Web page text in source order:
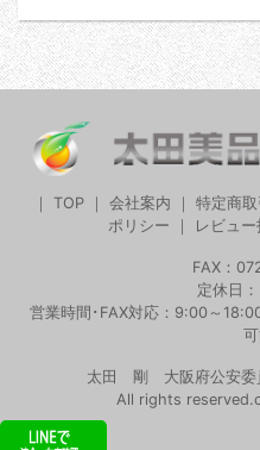
TOP 会社案内 特定商
ポリシー
レビュー
FAX：
定休日
営業時間･FAX対応：9:00～
可
太田 剛 大阪府公安
All rights